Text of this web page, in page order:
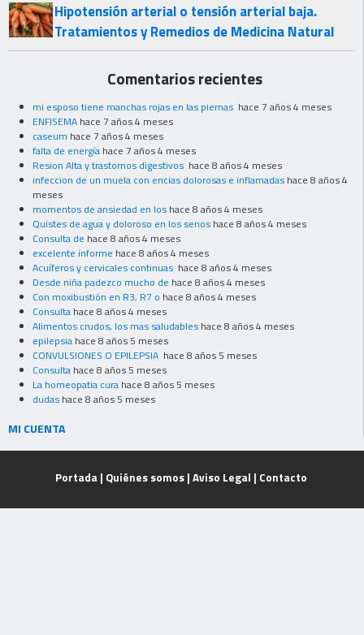
Hipotensión arterial o tensión arterial baja.
Tratamientos y Remedios de Medicina Natural
Comentarios recientes
mi esposo tiene manchas rojas en las piernas hace 7 años 4 meses
ENFISEMA hace 7 años 4 meses
caseum hace 7 años 4 meses
falta de energía hace 7 años 4 meses
Resion Alta y trastornos digestivos hace 8 años 4 meses
infeccion de un muela con encias dolorosas e inflamadas hace 8 años 4
meses
momentos de ansiedad en los hace 8 años 4 meses
Quistes de agua y doloroso en los senos hace 8 años 4 meses
Consulta de hace 8 años 4 meses
excelente informe hace 8 años 4 meses
Acuíferos y cervicales continuas hace 8 años 4 meses
Desde niña padezco mucho de hace 8 años 4 meses
Con moxibustión en R3, R7 o hace 8 años 4 meses
Consulta hace 8 años 4 meses
Alimentos crudos, los mas saludables hace 8 años 4 meses
epilepsia hace 8 años 5 meses
CONVULSIONES O EPILEPSIA hace 8 años 5 meses
Consulta hace 8 años 5 meses
La homeopatia cura hace 8 años 5 meses
dudas hace 8 años 5 meses
MI CUENTA
Portada | Quiénes somos| Aviso Legal | Contacto